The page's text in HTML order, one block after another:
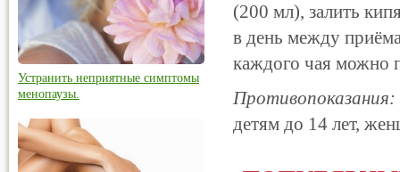
(200 мл), залить
в день между
каждого чая можно
Противопоказания:
детям до 14 лет,
Устранить неприятные симптомы
менопаузы.